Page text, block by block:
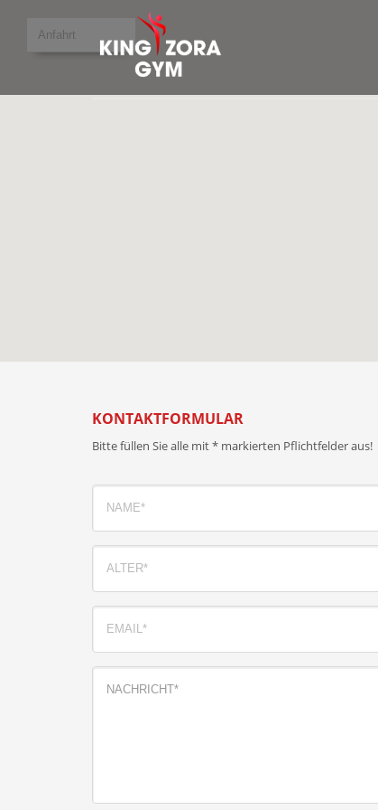
KONTAKTFORMULAR
Bitte füllen Sie alle mit * markierten Pflichtfelder aus!